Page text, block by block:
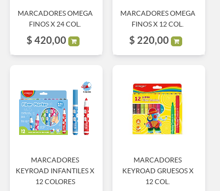
MARCADORES OMEGA
FINOS X 24 COL.
$ 420,00
MARCADORES OMEGA
FINOS X 12 COL.
$ 220,00
MARCADORES
KEYROAD INFANTILES X
12 COLORES
MARCADORES
KEYROAD GRUESOS X
12 COL.